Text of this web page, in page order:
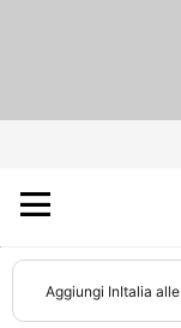
Aggiungi InItalia